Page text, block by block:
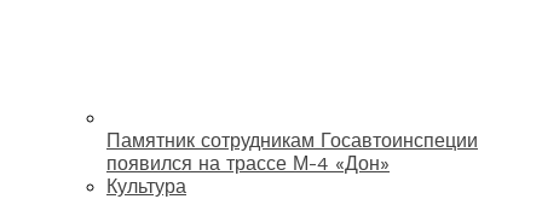
Памятник сотрудникам Госавтоинспеции
появился на трассе М-4 «Дон»
Культура